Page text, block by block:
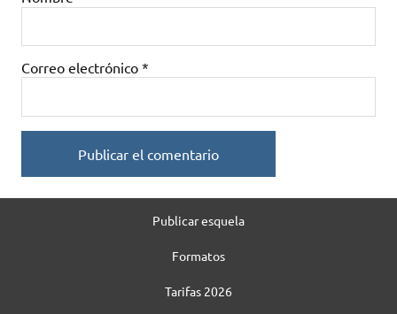
Correo electrónico *
Publicar esquela
Formatos
Tarifas 2026